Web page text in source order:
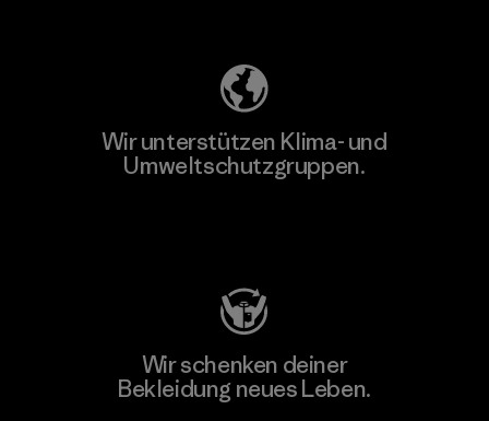
Wir unterstützen Klima- und
Umweltschutzgruppen.
Wir schenken deiner
Bekleidung neues Leben.